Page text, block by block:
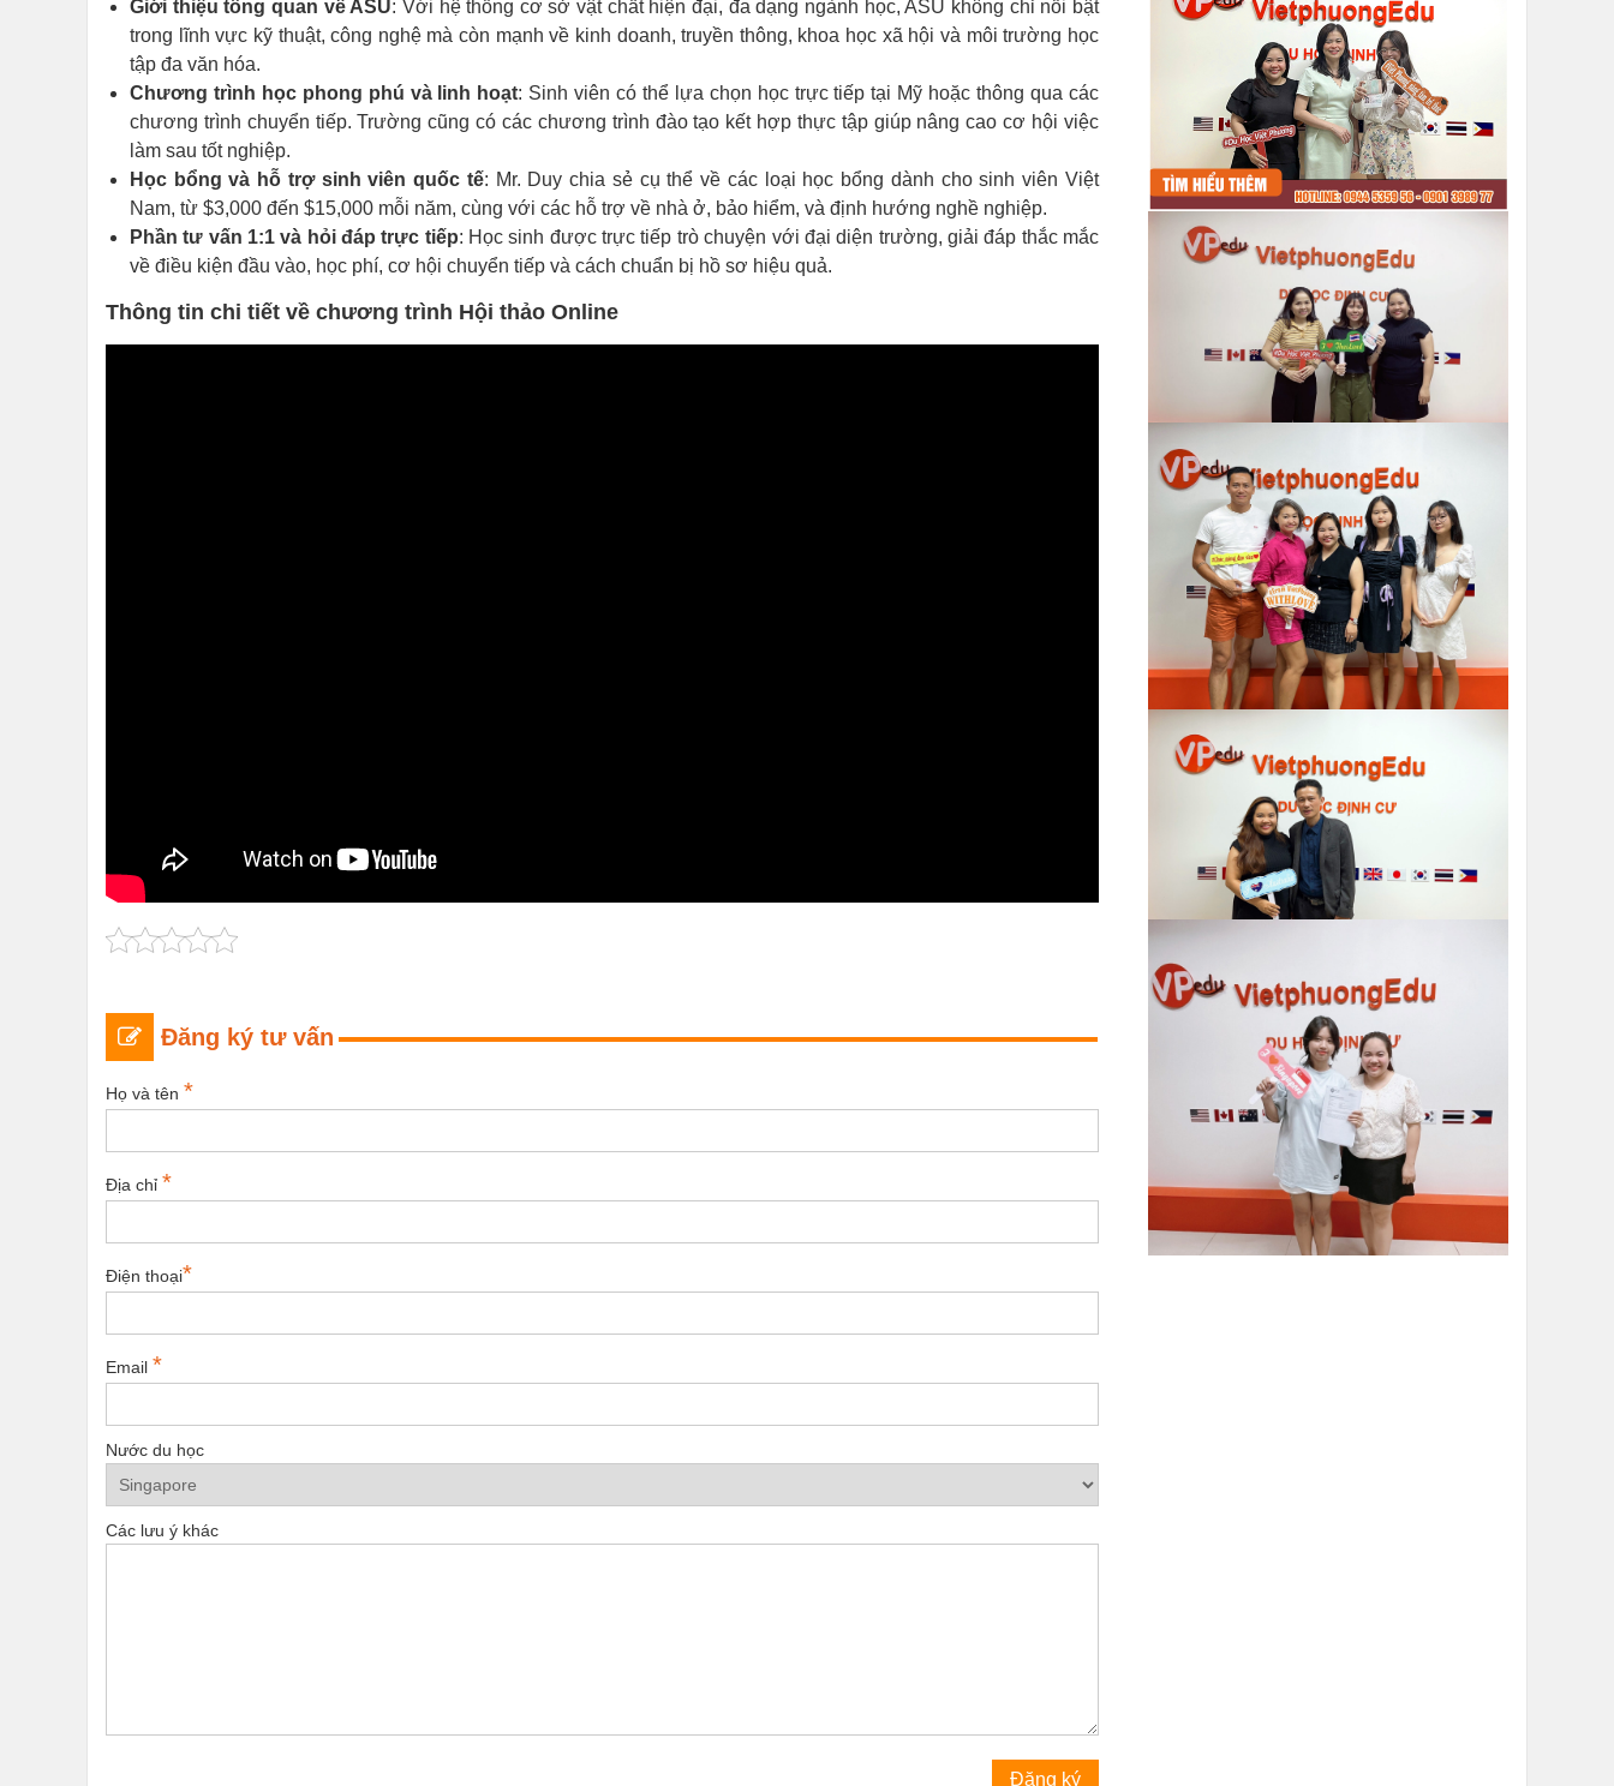
Giới thiệu tổng quan về ASU: Với hệ thống cơ sở vật chất hiện đại, đa dạng ngành học, ASU không chỉ nổi bật
trong lĩnh vực kỹ thuật, công nghệ mà còn mạnh về kinh doanh, truyền thông, khoa học xã hội và môi trường học
tập đa văn hóa.
Chương trình học phong phú và linh hoạt: Sinh viên có thể lựa chọn học trực tiếp tại Mỹ hoặc thông qua các
chương trình chuyển tiếp. Trường cũng có các chương trình đào tạo kết hợp thực tập giúp nâng cao cơ hội việc
làm sau tốt nghiệp.
Học bổng và hỗ trợ sinh viên quốc tế: Mr. Duy chia sẻ cụ thể về các loại học bổng dành cho sinh viên Việt
Nam, từ $3,000 đến $15,000 mỗi năm, cùng với các hỗ trợ về nhà ở, bảo hiểm, và định hướng nghề nghiệp.
Phần tư vấn 1:1 và hỏi đáp trực tiếp: Học sinh được trực tiếp trò chuyện với đại diện trường, giải đáp thắc mắc
về điều kiện đầu vào, học phí, cơ hội chuyển tiếp và cách chuẩn bị hồ sơ hiệu quả.
Thông tin chi tiết về chương trình Hội thảo Online
Đăng ký tư vấn
Họ và tên *
Địa chỉ *
Điện thoại*
Email *
Nước du học
Các lưu ý khác